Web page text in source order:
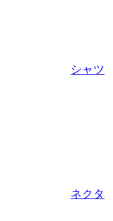
シャツ
ネクタ